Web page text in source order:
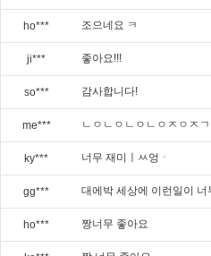
ho*** 조으네요 ㅋ
ji*** 좋아요!!!
so*** 감사합니다!
me*** ㄴㅇㄴㅇㄴㅇㄴㅇㅈㅇㅈ
ky*** 너무 재미ㅣㅆ엉ㆍ
gg*** 대에박 세상에 이런일이 너
ho*** 짱너무 좋아요